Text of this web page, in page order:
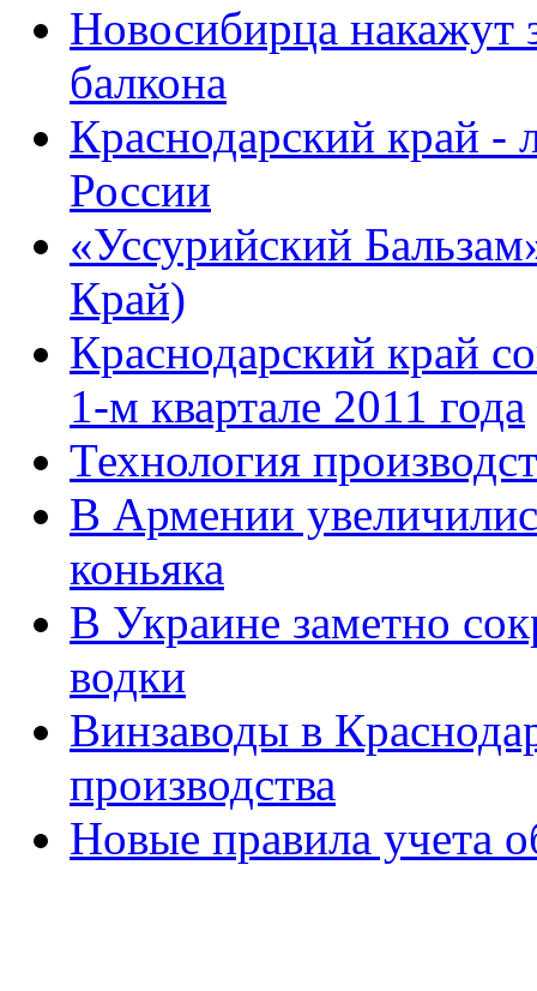
Новосибирца накажут
балкона
Краснодарский край -
России
«Уссурийский
Край)
Краснодарский край
1-м квартале 2011 года
Технология
В Армении
коньяка
В Украине заметно
водки
Винзаводы в
производства
Новые правила учета